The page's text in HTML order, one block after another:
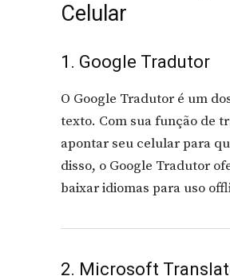
Celular
1. Google Tradutor
O Google Tradutor é um
texto. Com sua função de
apontar seu celular para
disso, o Google Tradutor
baixar idiomas para uso
2. Microsoft